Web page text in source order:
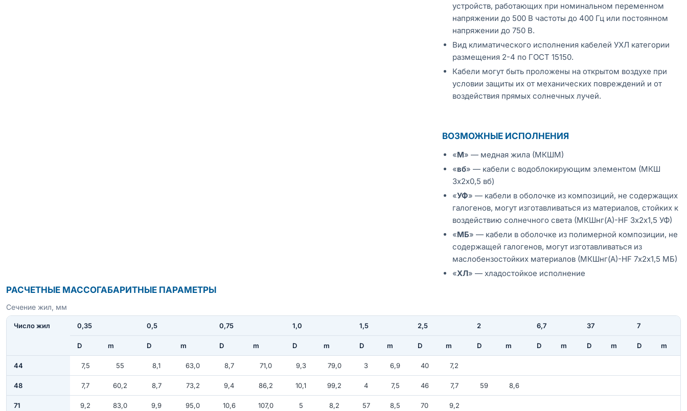
устройств, работающих при номинальном переменном
напряжении до 500 В частоты до 400 Гц или постоянном
напряжении до 750 В.
Вид климатического исполнения кабелей УХЛ категории
размещения 2-4 по ГОСТ 15150.
Кабели могут быть проложены на открытом воздухе при
условии защиты их от механических повреждений и от
воздействия прямых солнечных лучей.
ВОЗМОЖНЫЕ ИСПОЛНЕНИЯ
«М» — медная жила (МКШМ)
«вб» — кабели с водоблокирующим элементом (МКШ
3х2х0,5 вб)
«УФ» — кабели в оболочке из композиций, не содержащих
галогенов, могут изготавливаться из материалов, стойких к
воздействию солнечного света (МКШнг(А)-HF 3х2х1,5 УФ)
«МБ» — кабели в оболочке из полимерной композиции, не
содержащей галогенов, могут изготавливаться из
маслобензостойких материалов (МКШнг(А)-HF 7х2х1,5 МБ)
«ХЛ» — хладостойкое исполнение
РАСЧЕТНЫЕ МАССОГАБАРИТНЫЕ ПАРАМЕТРЫ
Сечение жил, мм
Число жил 0,35 0,5 0,75 1,0 1,5 2,5 2 6,7 37 7
D m D m D m D m D m D m D m D m D m D m
44 7,5 55 8,1 63,0 8,7 71,0 9,3 79,0 3 6,9 40 7,2
48 7,7 60,2 8,7 73,2 9,4 86,2 10,1 99,2 4 7,5 46 7,7 59 8,6
71 9,2 83,0 9,9 95,0 10,6 107,0 5 8,2 57 8,5 70 9,2